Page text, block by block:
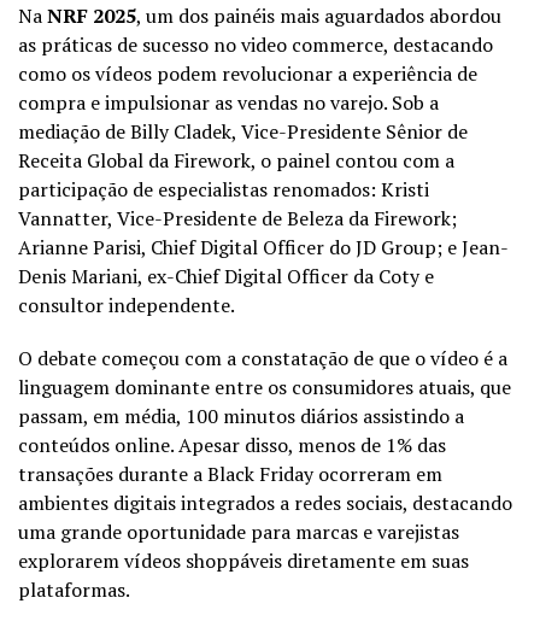
NaNRF 2025, um dos painéis mais aguardados abordou
as práticas de sucesso no video commerce, destacando
como os vídeos podem revolucionar a experiência de
compra e impulsionar as vendas no varejo. Sob a
mediação de Billy Cladek, Vice-Presidente Sênior de
Receita Global da Firework, o painel contou com a
participação de especialistas renomados: Kristi
Vannatter, Vice-Presidente de Beleza da Firework;
Arianne Parisi, Chief Digital Officer do JD Group; e Jean-
Denis Mariani, ex-Chief Digital Officer da Coty e
consultor independente.
O debate começou com a constatação de que o vídeo é a
linguagem dominante entre os consumidores atuais, que
passam, em média, 100 minutos diários assistindo a
conteúdos online. Apesar disso, menos de 1% das
transações durante a Black Friday ocorreram em
ambientes digitais integrados a redes sociais, destacando
uma grande oportunidade para marcas e varejistas
explorarem vídeos shoppáveis diretamente em suas
plataformas.